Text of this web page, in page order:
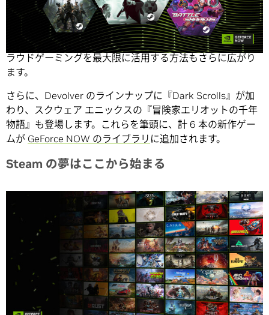
夏のセールを盛り上げる熱気が高まっています。Steam サ
マーセールからGeForce NOW のメンバーシップ割引ま
で、今回の GFN ブログでは、お得な情報が 2 倍に増え、ク
ラウドゲーミングを最大限に活用する方法もさらに広がり
ます。
さらに、Devolver のラインナップに『Dark Scrolls』が加
わり、スクウェア エニックスの『冒険家エリオットの千年
物語』も登場します。これらを筆頭に、計 6 本の新作ゲー
ムが GeForce NOW のライブラリ に追加されます。
Steam の夢はここから始まる